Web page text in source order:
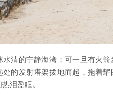
水清的宁静海湾；可一旦有火
处的发射塔架拔地而起，拖着
泪盈眶。